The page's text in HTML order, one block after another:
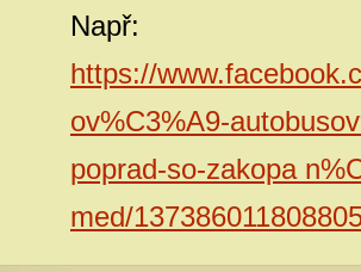
Např:
https://
ov%C3%A9-
poprad-so-zakopa
med/